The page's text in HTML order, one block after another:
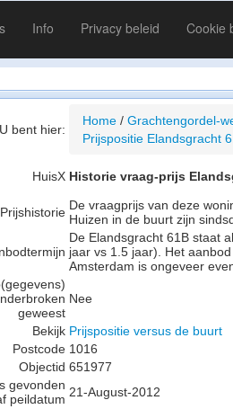
Info Privacy beleid Cookie
U bent hier:
Home / Grachtengordel-
Prijspositie Elandsgracht
HuisX Historie vraag-prijs
Prijshistorie De vraagprijs van deze
Huizen in de buurt zijn
De Elandsgracht 61B staat
jaar vs 1.5 jaar). Het
Amsterdam is ongeveer
geweest
Nee
Bekijk Prijspositie versus de buurt
Postcode 1016
Objectid 651977
gevonden
peildatum 21-August-2012